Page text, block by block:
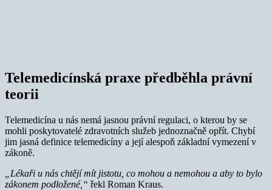
Telemedicínská praxe předběhla právní
teorii
Telemedicína u nás nemá jasnou právní regulaci, o kterou by se
mohli poskytovatelé zdravotních služeb jednoznačně opřít. Chybí
jim jasná definice telemedicíny a její alespoň základní vymezení v
zákoně.
„Lékaři u nás chtějí mít jistotu, co mohou a nemohou a aby to bylo
zákonem podložené,“ řekl Roman Kraus.